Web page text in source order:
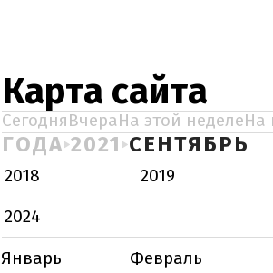
Карта сайта
СегодняВчераНа этой неделеНа
ГОДА 2021 СЕНТЯБРЬ
2018 2019
2024
Январь
Февраль